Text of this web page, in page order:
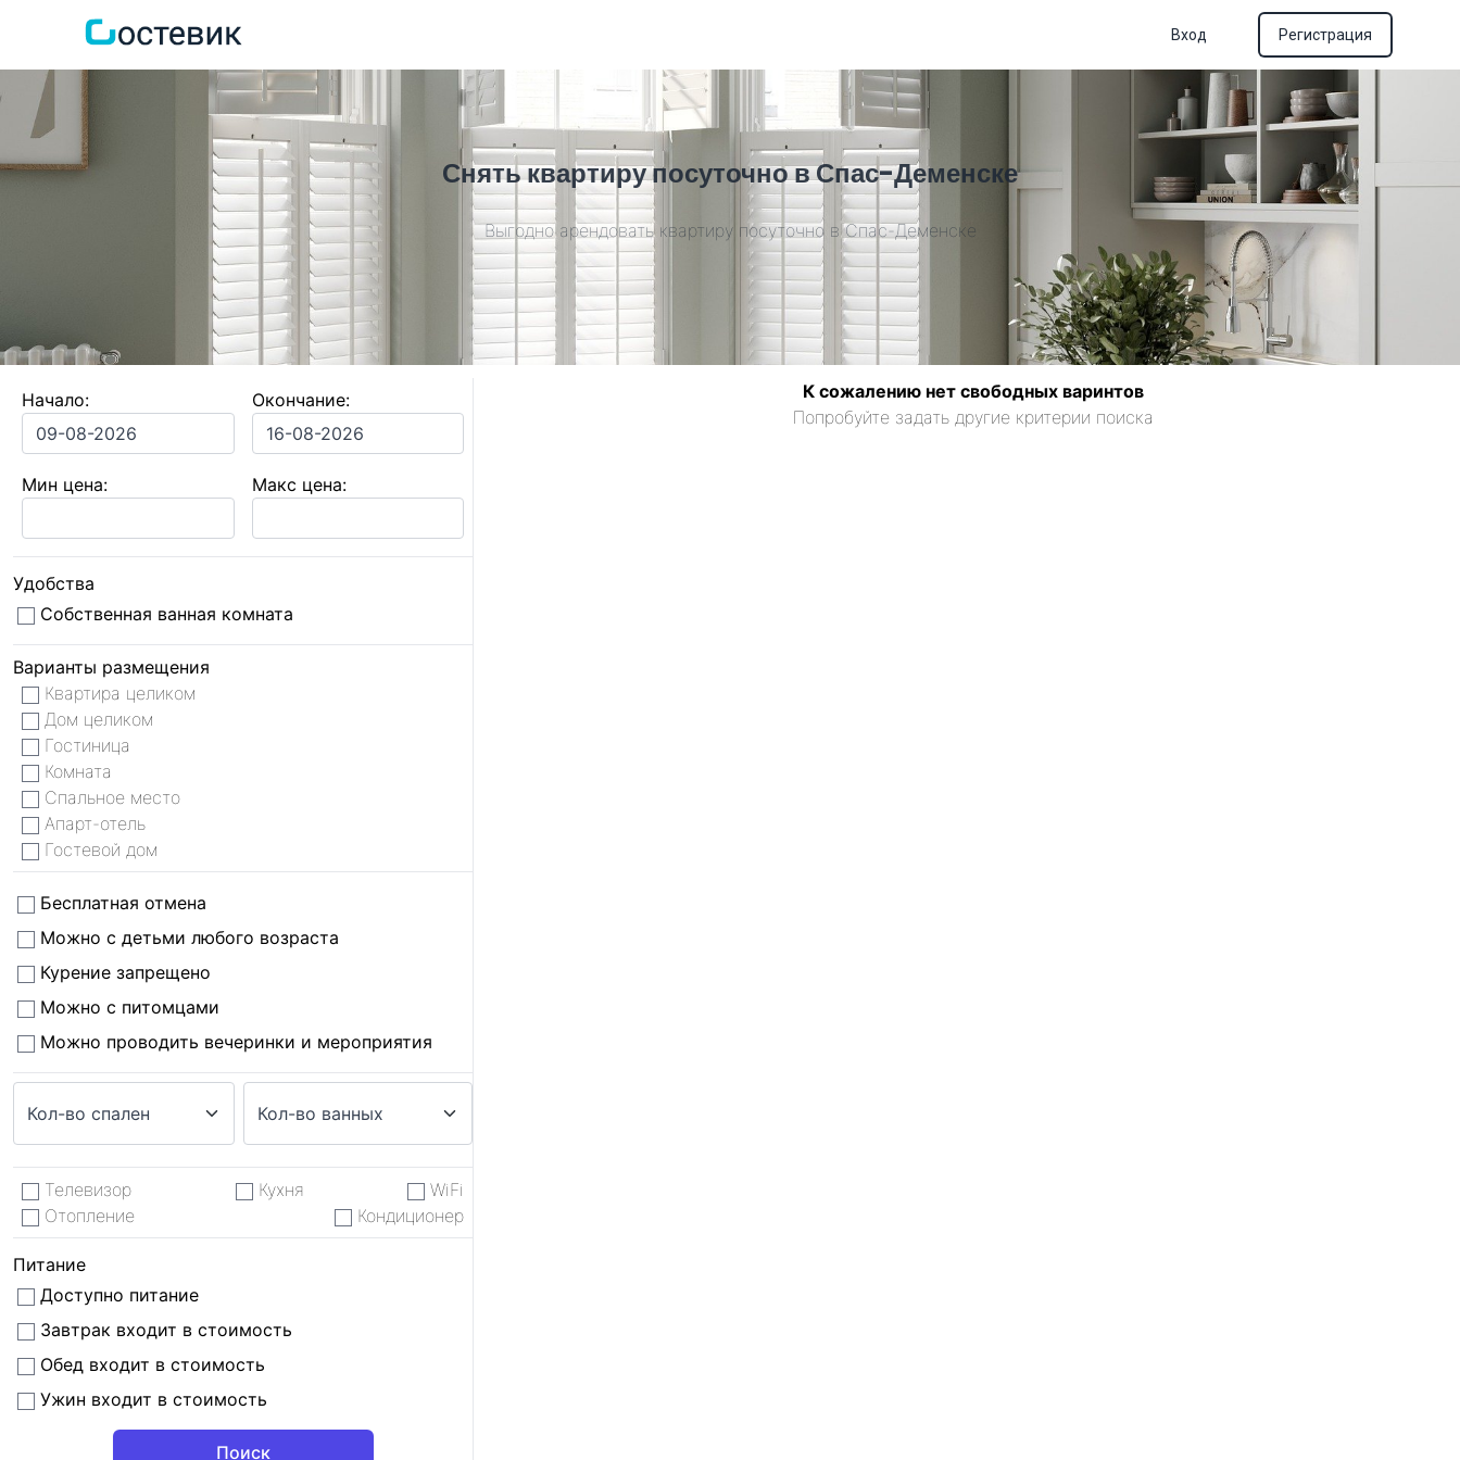
Вход Регистрация
Снять квартиру посуточно в Спас-Деменске
Выгодно арендовать квартиру посуточно в Спас-Деменске
Начало: Окончание:
Мин цена: Макс цена:
Удобства
Собственная ванная комната
Варианты размещения
Квартира целиком
Дом целиком
Гостиница
Комната
Спальное место
Апарт-отель
Гостевой дом
Бесплатная отмена
Можно с детьми любого возраста
Курение запрещено
Можно с питомцами
Можно проводить вечеринки и мероприятия
Телевизор Кухня
WiFi
Отопление
Кондиционер
Питание
Доступно питание
Завтрак входит в стоимость
Обед входит в стоимость
Ужин входит в стоимость
К сожалению нет свободных варинтов
Попробуйте задать другие критерии поиска